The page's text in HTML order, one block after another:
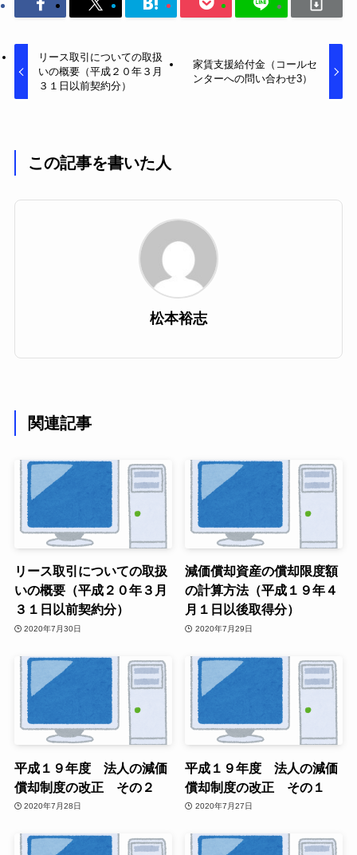
リース取引についての取扱
いの概要（平成２０年３月
３１日以前契約分）
家賃支援給付金（コールセ
ンターへの問い合わせ3）
この記事を書いた人
松本裕志
関連記事
リース取引についての取扱
いの概要（平成２０年３月
３１日以前契約分）
2020年7月30日
減価償却資産の償却限度額
の計算方法（平成１９年４
月１日以後取得分）
2020年7月29日
平成１９年度 法人の減価
償却制度の改正 その２
2020年7月28日
平成１９年度 法人の減価
償却制度の改正 その１
2020年7月27日